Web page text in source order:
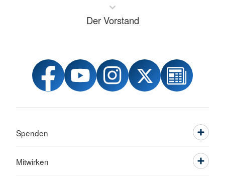
Der Vorstand
Spenden
Mitwirken